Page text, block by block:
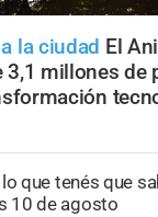
la ciudad El
millones de
que tenés que
10 de agosto